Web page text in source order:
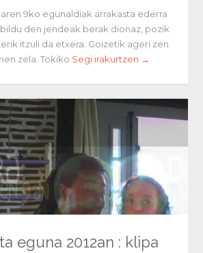
9ko egunaldiak arrakasta ederra
den jendeak berak dionaz, pozik
itzuli da etxera. Goizetik ageri zen
zela. Tokiko Segi irakurtzen →
eguna 2012an : klipa